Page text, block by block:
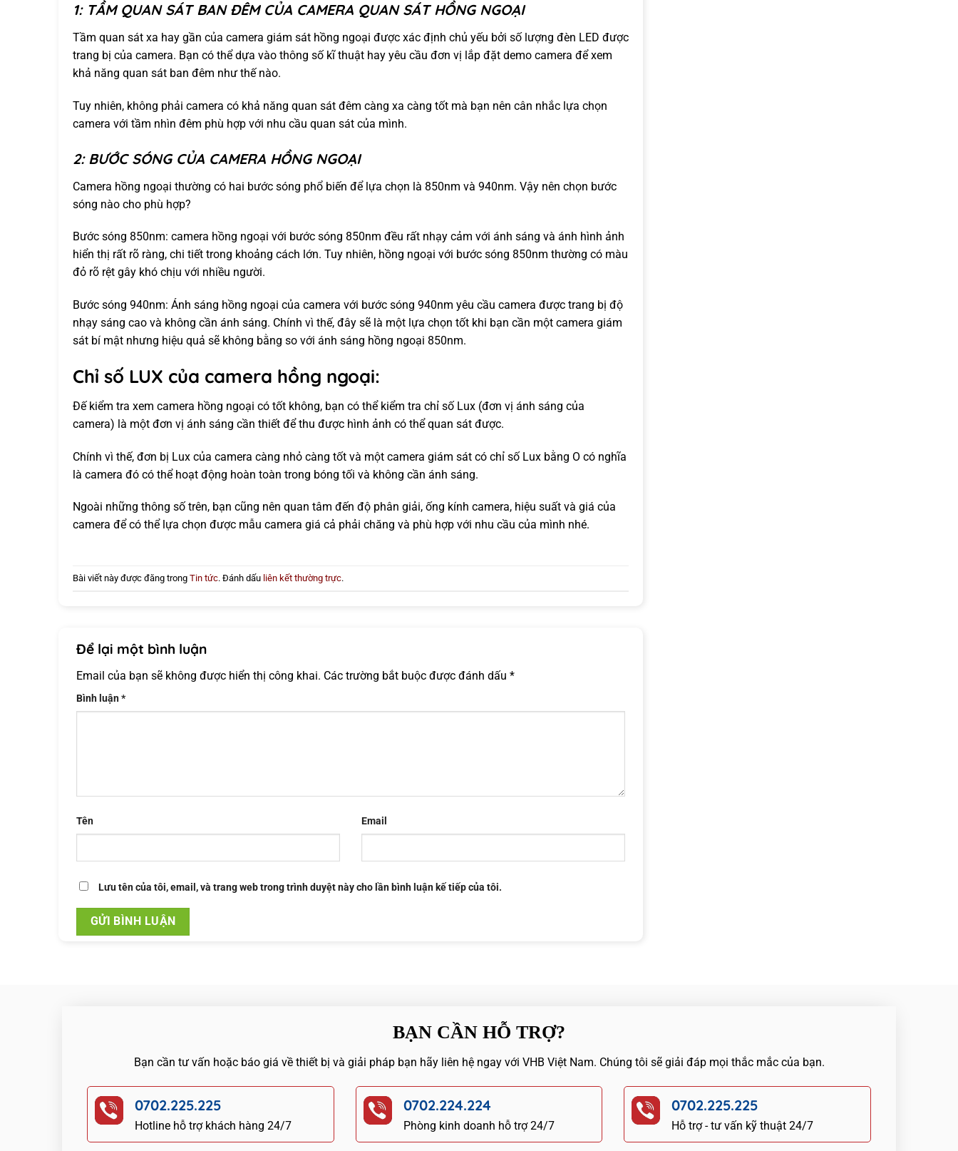
1: TẦM QUAN SÁT BAN ĐÊM CỦA CAMERA QUAN SÁT HỒNG NGOẠI
Tầm quan sát xa hay gần của camera giám sát hồng ngoại được xác định chủ yếu bởi số lượng đèn LED được
trang bị của camera. Bạn có thể dựa vào thông số kĩ thuật hay yêu cầu đơn vị lắp đặt demo camera để xem
khả năng quan sát ban đêm như thế nào.
Tuy nhiên, không phải camera có khả năng quan sát đêm càng xa càng tốt mà bạn nên cân nhắc lựa chọn
camera với tầm nhìn đêm phù hợp với nhu cầu quan sát của mình.
2: BƯỚC SÓNG CỦA CAMERA HỒNG NGOẠI
Camera hồng ngoại thường có hai bước sóng phổ biến để lựa chọn là 850nm và 940nm. Vậy nên chọn bước
sóng nào cho phù hợp?
Bước sóng 850nm: camera hồng ngoại với bước sóng 850nm đều rất nhạy cảm với ánh sáng và ánh hình ảnh
hiển thị rất rõ ràng, chi tiết trong khoảng cách lớn. Tuy nhiên, hồng ngoại với bước sóng 850nm thường có màu
đỏ rõ rệt gây khó chịu với nhiều người.
Bước sóng 940nm: Ánh sáng hồng ngoại của camera với bước sóng 940nm yêu cầu camera được trang bị độ
nhạy sáng cao và không cần ánh sáng. Chính vì thế, đây sẽ là một lựa chọn tốt khi bạn cần một camera giám
sát bí mật nhưng hiệu quả sẽ không bằng so với ánh sáng hồng ngoại 850nm.
Chỉ số LUX của camera hồng ngoại:
Đế kiểm tra xem camera hồng ngoại có tốt không, bạn có thể kiểm tra chỉ số Lux (đơn vị ánh sáng của
camera) là một đơn vị ánh sáng cần thiết để thu được hình ảnh có thể quan sát được.
Chính vì thế, đơn bị Lux của camera càng nhỏ càng tốt và một camera giám sát có chỉ số Lux bằng O có nghĩa
là camera đó có thể hoạt động hoàn toàn trong bóng tối và không cần ánh sáng.
Ngoài những thông số trên, bạn cũng nên quan tâm đến độ phân giải, ống kính camera, hiệu suất và giá của
camera để có thể lựa chọn được mẫu camera giá cả phải chăng và phù hợp với nhu cầu của mình nhé.
Bài viết này được đăng trong Tin tức. Đánh dấu liên kết thường trực.
Để lại một bình luận
Email của bạn sẽ không được hiển thị công khai. Các trường bắt buộc được đánh dấu *
Bình luận*
Tên Email
Lưu tên của tôi, email, và trang web trong trình duyệt này cho lần bình luận kế tiếp của tôi.
BẠN CẦN HỖ TRỢ?
Bạn cần tư vấn hoặc báo giá về thiết bị và giải pháp bạn hãy liên hệ ngay với VHB Việt Nam. Chúng tôi sẽ giải đáp mọi thắc mắc của bạn.
0702.225.225
Hotline hỗ trợ khách hàng 24/7
0702.224.224
Phòng kinh doanh hỗ trợ 24/7
0702.225.225
Hỗ trợ - tư vấn kỹ thuật 24/7